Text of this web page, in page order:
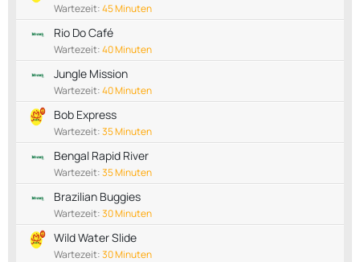
Wartezeit:45 Minuten
Rio Do Café
Wartezeit:40 Minuten
Jungle Mission
Wartezeit:40 Minuten
Bob Express
Wartezeit:35 Minuten
Bengal Rapid River
Wartezeit:35 Minuten
Brazilian Buggies
Wartezeit:30 Minuten
Wild Water Slide
Wartezeit:30 Minuten